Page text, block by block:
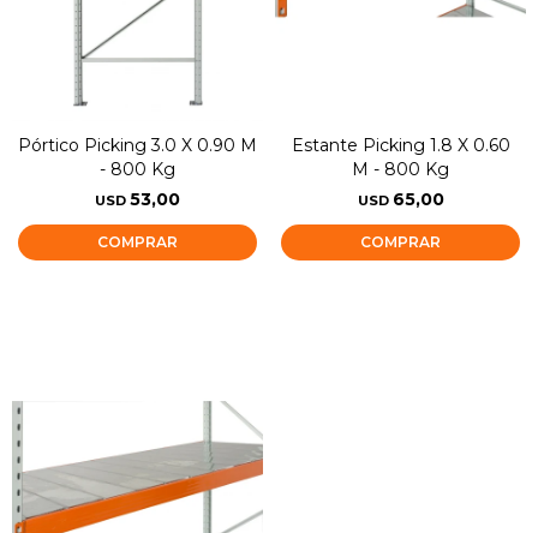
Pórtico Picking 3.0 X 0.90 M
- 800 Kg
USD 53,00
Estante Picking 1.8 X 0.60
M - 800 Kg
USD 65,00